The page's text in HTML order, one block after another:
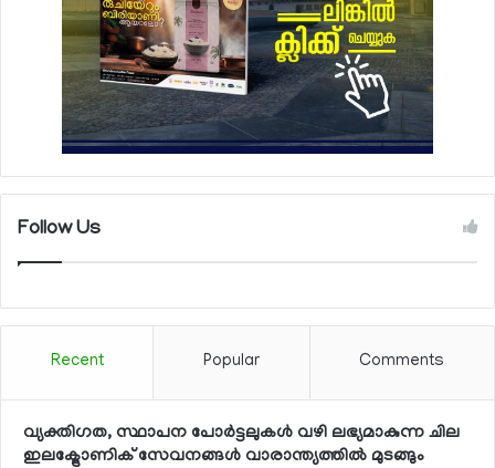
Follow Us
Recent Popular Comments
വ്യക്തിഗത, സ്ഥാപന പോര്‍ട്ടലുകള്‍ വഴി ലഭ്യമാകുന്ന ചില
ഇലക്ട്രോണിക് സേവനങ്ങള്‍ വാരാന്ത്യത്തില്‍ മുടങ്ങും